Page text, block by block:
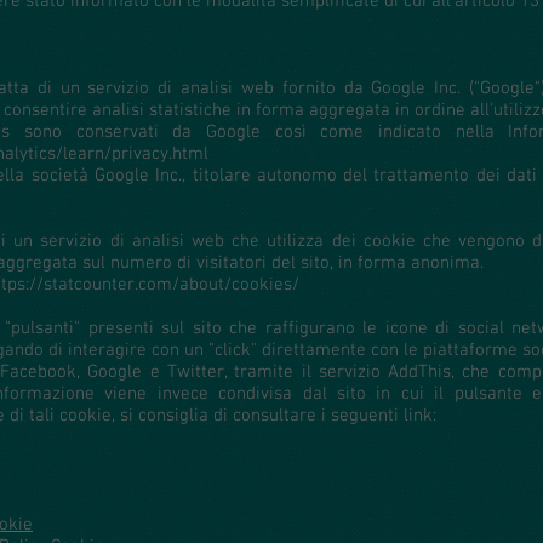
di un servizio di analisi web fornito da Google Inc.
analisi statistiche in forma aggregata in ordine
sono conservati da Google così come indicato nella
learn/privacy.html
società Google Inc., titolare autonomo del trattamento dei
servizio di analisi web che utilizza dei cookie che vengono
sul numero di visitatori del sito, in forma anonima.
statcounter.com/about/cookies/
presenti sul sito che raffigurano le icone di social
di interagire con un "click" direttamente con le piattaforme
Google e Twitter, tramite il servizio AddThis, che
viene invece condivisa dal sito in cui il pulsante
tali cookie, si consiglia di consultare i seguenti link: